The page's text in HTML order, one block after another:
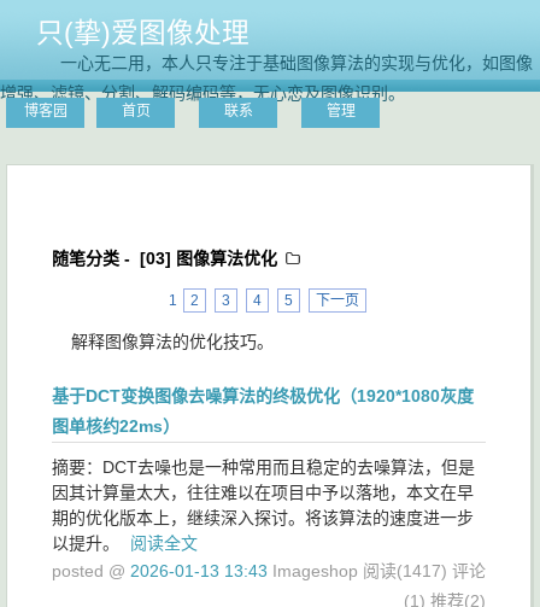
只(挚)爱图像处理
一心无二用，本人只专注于基础图像算法的实现与优化，如图像
增强、滤镜、分割、解码编码等，无心恋及图像识别。
博客园 首页 联系 管理
随笔分类 - [03] 图像算法优化
1 2 3 4 5 下一页
解释图像算法的优化技巧。
基于DCT变换图像去噪算法的终极优化（1920*1080灰度
图单核约22ms）
摘要：DCT去噪也是一种常用而且稳定的去噪算法，但是
因其计算量太大，往往难以在项目中予以落地，本文在早
期的优化版本上，继续深入探讨。将该算法的速度进一步
以提升。
阅读全文
posted @ 2026-01-13 13:43 Imageshop 阅读(1417) 评论
(1) 推荐(2)